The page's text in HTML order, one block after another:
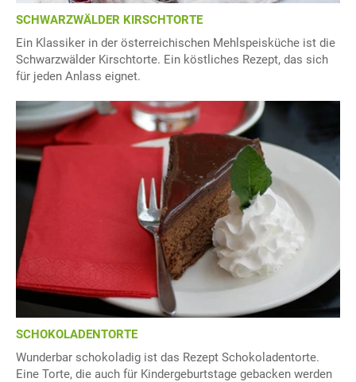
SCHWARZWÄLDER KIRSCHTORTE
Ein Klassiker in der österreichischen Mehlspeisküche ist die
Schwarzwälder Kirschtorte. Ein köstliches Rezept, das sich
für jeden Anlass eignet.
SCHOKOLADENTORTE
Wunderbar schokoladig ist das Rezept Schokoladentorte.
Eine Torte, die auch für Kindergeburtstage gebacken werden